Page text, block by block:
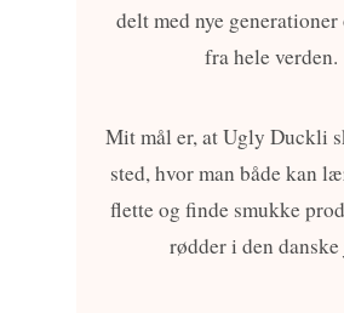
delt med nye
fra hele verden.
Mit mål er, at Ugly Duckli
sted, hvor man både kan
flette og finde smukke
rødder i den